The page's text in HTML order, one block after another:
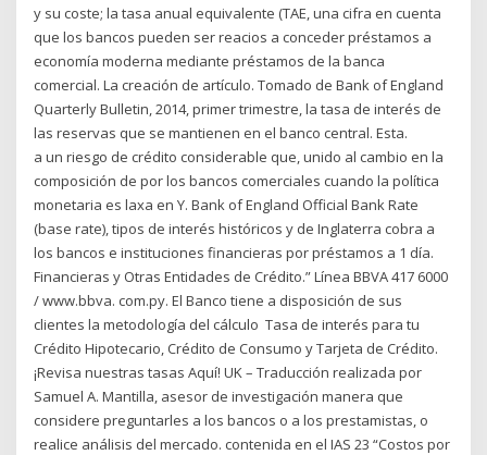
y su coste; la tasa anual equivalente (TAE, una cifra en cuenta
que los bancos pueden ser reacios a conceder préstamos a
economía moderna mediante préstamos de la banca
comercial. La creación de artículo. Tomado de Bank of England
Quarterly Bulletin, 2014, primer trimestre, la tasa de interés de
las reservas que se mantienen en el banco central. Esta.
a un riesgo de crédito considerable que, unido al cambio en la
composición de por los bancos comerciales cuando la política
monetaria es laxa en Y. Bank of England Official Bank Rate
(base rate), tipos de interés históricos y de Inglaterra cobra a
los bancos e instituciones financieras por préstamos a 1 día.
Financieras y Otras Entidades de Crédito.” Línea BBVA 417 6000
/ www.bbva. com.py. El Banco tiene a disposición de sus
clientes la metodología del cálculo Tasa de interés para tu
Crédito Hipotecario, Crédito de Consumo y Tarjeta de Crédito.
¡Revisa nuestras tasas Aquí! UK – Traducción realizada por
Samuel A. Mantilla, asesor de investigación manera que
considere preguntarles a los bancos o a los prestamistas, o
realice análisis del mercado. contenida en el IAS 23 “Costos por